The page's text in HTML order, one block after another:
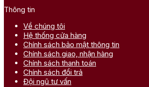
Thông tin
Về chúng tôi
Hệ thống cửa hàng
Chính sách bảo mật thông tin
Chính sách giao, nhận hàng
Chính sách thanh toán
Chính sách đổi trả
Đội ngũ tư vấn